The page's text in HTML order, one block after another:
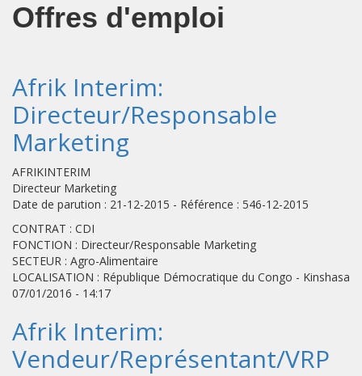
Offres d'emploi
Afrik Interim:
Directeur/Responsable
Marketing
AFRIKINTERIM
Directeur Marketing
Date de parution : 21-12-2015 - Référence : 546-12-2015
CONTRAT : CDI
FONCTION : Directeur/Responsable Marketing
SECTEUR : Agro-Alimentaire
LOCALISATION : République Démocratique du Congo - Kinshasa
07/01/2016 - 14:17
Afrik Interim:
Vendeur/Représentant/VRP